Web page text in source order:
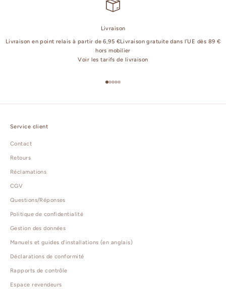
Livraison
Livraison en point relais à partir de 6,95 €Livraison gratuite dans l’UE dès 89 €
hors mobilier
Voir les tarifs de livraison
Aller à l'élément 1
Aller à l'élément 2
Aller à l'élément 3
Aller à l'élément 4
Aller à l'élément 5
Service client
Contact
Retours
Réclamations
CGV
Questions/Réponses
Politique de confidentialité
Gestion des données
Manuels et guides d'installations (en anglais)
Déclarations de conformité
Rapports de contrôle
Espace revendeurs